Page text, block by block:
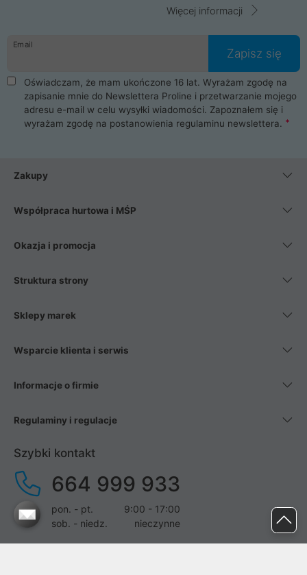
Więcej informacji
Email
Zapisz się
Oświadczam, że mam ukończone 16 lat. Wyrażam zgodę na
zapisanie mnie do Newslettera Proline i przetwarzanie mojego
adresu e-mail w celu wysyłki wiadomości. Zapoznałem się i
wyrażam zgodę na postanowienia regulaminu newslettera.
Zakupy
Współpraca hurtowa i MŚP
Okazja i promocja
Struktura strony
Sklepy marek
Wsparcie klienta i serwis
Informacje o firmie
Regulaminy i regulacje
Szybki kontakt
664 999 933
pon. - pt.
9:00 - 17:00
sob. - niedz.
nieczynne